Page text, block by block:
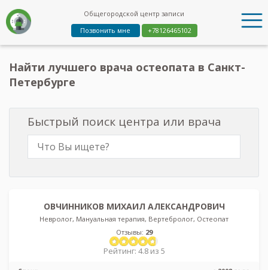
Общегородской центр записи
Позвонить мне
+78126465102
Найти лучшего врача остеопата в Санкт-
Петербурге
Быстрый поиск центра или врача
ОВЧИННИКОВ МИХАИЛ АЛЕКСАНДРОВИЧ
Невролог, Мануальная терапия, Вертебролог, Остеопат
Отзывы: 29
Рейтинг: 4.8 из 5